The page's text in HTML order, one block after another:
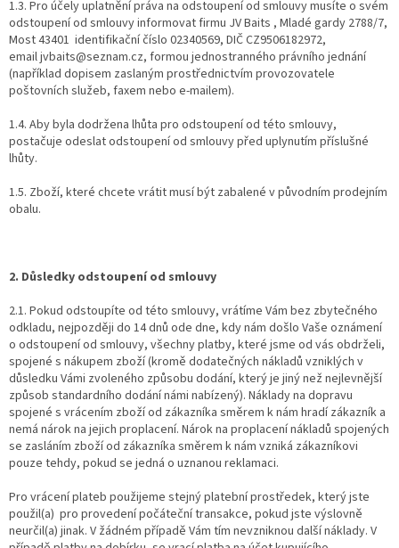
1.3. Pro účely uplatnění práva na odstoupení od smlouvy musíte o svém
odstoupení od smlouvy informovat firmu JV Baits , Mladé gardy 2788/7,
Most 43401 identifikační číslo 02340569, DIČ CZ9506182972,
email jvbaits@seznam.cz, formou jednostranného právního jednání
(například dopisem zaslaným prostřednictvím provozovatele
poštovních služeb, faxem nebo e-mailem).
1.4. Aby byla dodržena lhůta pro odstoupení od této smlouvy,
postačuje odeslat odstoupení od smlouvy před uplynutím příslušné
lhůty.
1.5. Zboží, které chcete vrátit musí být zabalené v původním prodejním
obalu.
2. Důsledky odstoupení od smlouvy
2.1. Pokud odstoupíte od této smlouvy, vrátíme Vám bez zbytečného
odkladu, nejpozději do 14 dnů ode dne, kdy nám došlo Vaše oznámení
o odstoupení od smlouvy, všechny platby, které jsme od vás obdrželi,
spojené s nákupem zboží (kromě dodatečných nákladů vzniklých v
důsledku Vámi zvoleného způsobu dodání, který je jiný než nejlevnější
způsob standardního dodání námi nabízený). Náklady na dopravu
spojené s vrácením zboží od zákazníka směrem k nám hradí zákazník a
nemá nárok na jejich proplacení. Nárok na proplacení nákladů spojených
se zasláním zboží od zákazníka směrem k nám vzniká zákazníkovi
pouze tehdy, pokud se jedná o uznanou reklamaci.
Pro vrácení plateb použijeme stejný platební prostředek, který jste
použil(a) pro provedení počáteční transakce, pokud jste výslovně
neurčil(a) jinak. V žádném případě Vám tím nevzniknou další náklady. V